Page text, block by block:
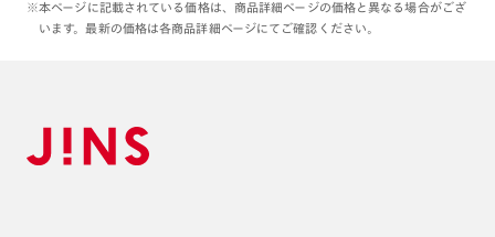
※本ページに記載されている価格は、商品詳細ページの価格と異なる場合がござ
います。最新の価格は各商品詳細ページにてご確認ください。